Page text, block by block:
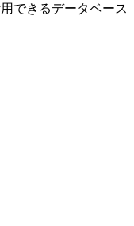
できるデータベース